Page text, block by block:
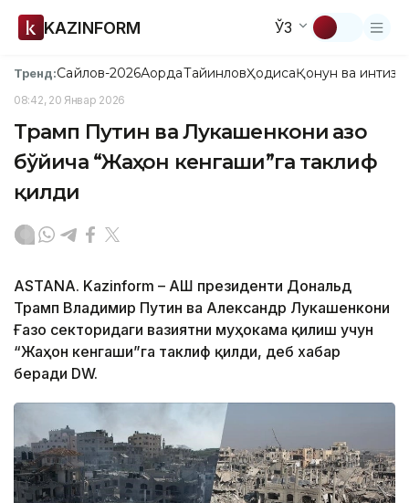
KAZINFORM ЎЗ
Тренд:Сайлов-2026АқордаТайинловҲодисаҚонун ва
08:42, 20 Январ 2026
Трамп Путин ва Лукашенкони Ғазо
бўйича “Жаҳон кенгаши”га таклиф
қилди
ASTANA. Kazinform – АҚШ президенти Дональд
Трамп Владимир Путин ва Александр Лукашенкони
Ғазо секторидаги вазиятни муҳокама қилиш учун
“Жаҳон кенгаши”га таклиф қилди, деб хабар
беради DW.